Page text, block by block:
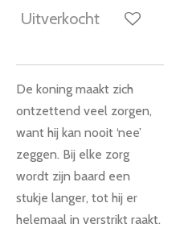
Uitverkocht
De koning maakt zich
ontzettend veel zorgen,
want hij kan nooit ‘nee’
zeggen. Bij elke zorg
wordt zijn baard een
stukje langer, tot hij er
helemaal in verstrikt raakt.